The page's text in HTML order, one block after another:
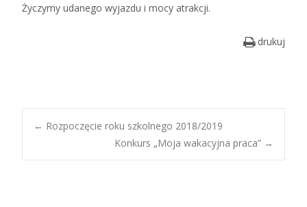
Życzymy udanego wyjazdu i mocy atrakcji.
drukuj
Post
← Rozpoczęcie roku szkolnego 2018/2019
Konkurs „Moja wakacyjna praca” →